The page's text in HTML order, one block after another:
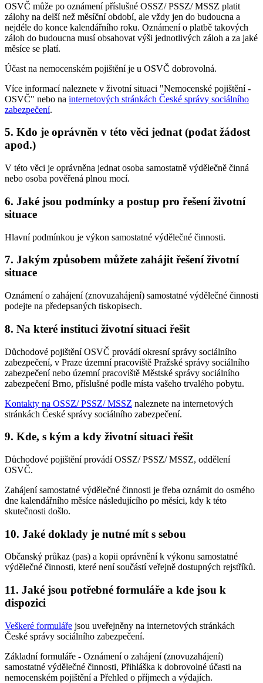
OSVČ může po oznámení příslušné OSSZ/ PSSZ/ MSSZ platit
zálohy na delší než měsíční období, ale vždy jen do budoucna a
nejdéle do konce kalendářního roku. Oznámení o platbě takových
záloh do budoucna musí obsahovat výši jednotlivých záloh a za jaké
měsíce se platí.
Účast na nemocenském pojištění je u OSVČ dobrovolná.
Více informací naleznete v životní situaci "Nemocenské pojištění -
OSVČ" nebo na internetových stránkách České správy sociálního
zabezpečení.
5. Kdo je oprávněn v této věci jednat (podat žádost
apod.)
V této věci je oprávněna jednat osoba samostatně výdělečně činná
nebo osoba pověřená plnou mocí.
6. Jaké jsou podmínky a postup pro řešení životní
situace
Hlavní podmínkou je výkon samostatné výdělečné činnosti.
7. Jakým způsobem můžete zahájit řešení životní
situace
Oznámení o zahájení (znovuzahájení) samostatné výdělečné činnosti
podejte na předepsaných tiskopisech.
8. Na které instituci životní situaci řešit
Důchodové pojištění OSVČ provádí okresní správy sociálního
zabezpečení, v Praze územní pracoviště Pražské správy sociálního
zabezpečení nebo územní pracoviště Městské správy sociálního
zabezpečení Brno, příslušné podle místa vašeho trvalého pobytu.
Kontakty na OSSZ/ PSSZ/ MSSZ naleznete na internetových
stránkách České správy sociálního zabezpečení.
9. Kde, s kým a kdy životní situaci řešit
Důchodové pojištění provádí OSSZ/ PSSZ/ MSSZ, oddělení
OSVČ.
Zahájení samostatné výdělečné činnosti je třeba oznámit do osmého
dne kalendářního měsíce následujícího po měsíci, kdy k této
skutečnosti došlo.
10. Jaké doklady je nutné mít s sebou
Občanský průkaz (pas) a kopii oprávnění k výkonu samostatné
výdělečné činnosti, které není součástí veřejně dostupných rejstříků.
11. Jaké jsou potřebné formuláře a kde jsou k
dispozici
Veškeré formuláře jsou uveřejněny na internetových stránkách
České správy sociálního zabezpečení.
Základní formuláře - Oznámení o zahájení (znovuzahájení)
samostatné výdělečné činnosti, Přihláška k dobrovolné účasti na
nemocenském pojištění a Přehled o příjmech a výdajích.